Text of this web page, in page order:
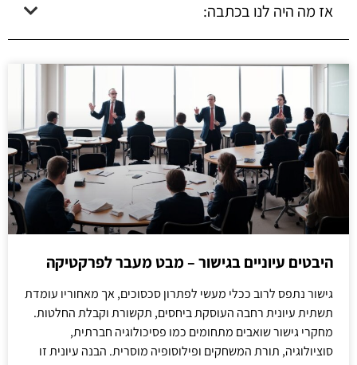
אז מה היה לנו בכתבה:
היבטים עיוניים בגישור – מבט מעבר לפרקטיקה
גישור נתפס לרוב ככלי מעשי לפתרון סכסוכים, אך מאחוריו עומדת
תשתית עיונית רחבה העוסקת ביחסים, תקשורת וקבלת החלטות.
מחקרי גישור שואבים מתחומים כמו פסיכולוגיה חברתית,
סוציולוגיה, תורת המשחקים ופילוסופיה מוסרית. הבנה עיונית זו